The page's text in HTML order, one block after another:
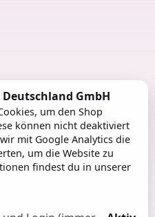
GmbH
um den Shop
können nicht deaktiviert
mit Google Analytics die
um die Website zu
findest du in unserer